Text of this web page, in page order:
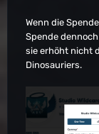
Wenn die
Spende
sie erhöht nicht
Dinosauriers.